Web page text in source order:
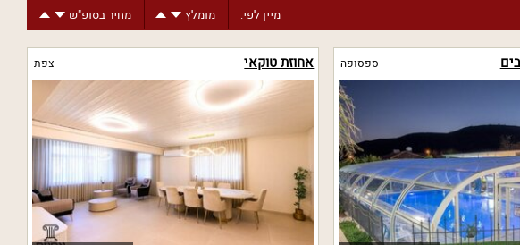
מיין לפי: מומלץ מחיר בסופ"ש
ספסופה אחוזת טוקאי צפת